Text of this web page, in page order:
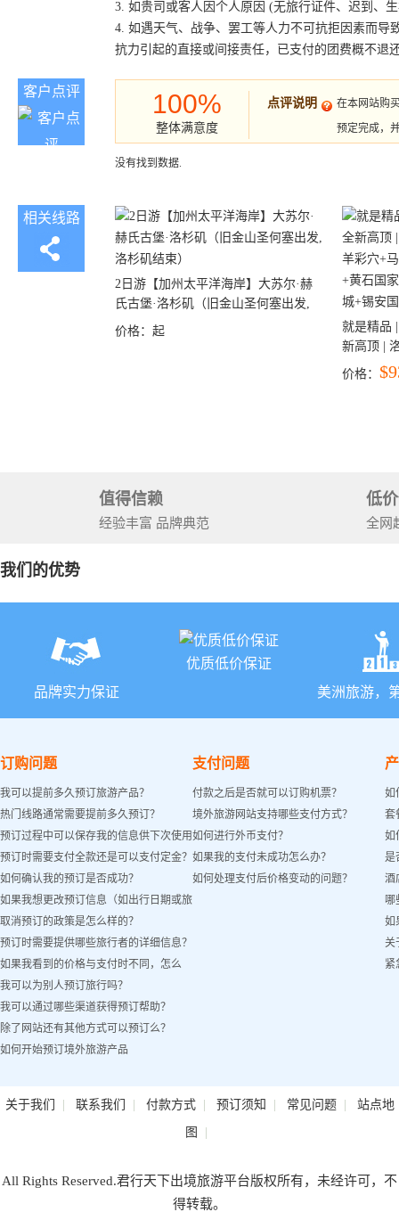
3. 如贵司或客人因个人原因 (无旅行证件、迟到、
4. 如遇天气、战争、罢工等人力不可抗拒因素而
抗力引起的直接或间接责任，已支付的团费概不退
客户点评 100%
整体满意度
点评说明
在本网站购
预定完成，
没有找到数据.
相关线路
2日游【加州太平洋海岸】大苏尔·赫
氏古堡·洛杉矶（旧金山圣何塞出发,
洛杉矶结束）
价格： 起
就是精品
新高顶 |
彩穴+马
价格：
值得信赖
经验丰富 品牌典范
低
全网
我们的优势
品牌实力保证
优质低价保证
美洲旅游，
订购问题
我可以提前多久预订旅游产品？
热门线路通常需要提前多久预订？
预订过程中可以保存我的信息供下次使用
吗？
预订时需要支付全款还是可以支付定金？
如何确认我的预订是否成功？
如果我想更改预订信息（如出行日期或旅
客姓名）怎么办？
取消预订的政策是怎么样的？
预订时需要提供哪些旅行者的详细信息？
如果我看到的价格与支付时不同，怎么
办？
我可以为别人预订旅行吗？
我可以通过哪些渠道获得预订帮助？
除了网站还有其他方式可以预订么？
如何开始预订境外旅游产品
支付问题
付款之后是否就可以订购机票？
境外旅游网站支持哪些支付方式？
如何进行外币支付？
如果我的支付未成功怎么办？
如何处理支付后价格变动的问题？
如
套
如
是
酒
哪
如
关
紧
关于我们 | 联系我们 | 付款方式| 预订须知 | 常见问题| 站点地
图 |
All Rights Reserved.君行天下出境旅游平台版权所有，未经许可，不
得转载。